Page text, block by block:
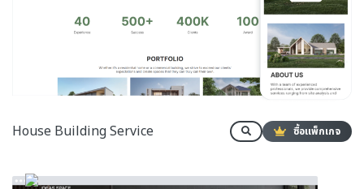
House Building Service ซื้อแพ็กเกจ